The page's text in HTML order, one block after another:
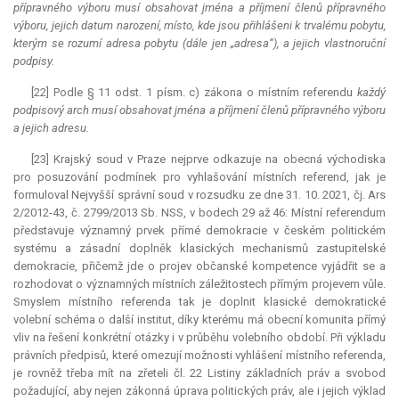
přípravného výboru musí obsahovat jména a příjmení členů přípravného
výboru, jejich datum narození, místo, kde jsou přihlášeni k trvalému pobytu,
kterým se rozumí adresa pobytu (dále jen „adresa“), a jejich vlastnoruční
podpisy.
[22] Podle § 11 odst. 1 písm. c) zákona o místním referendu každý
podpisový arch musí obsahovat jména a příjmení členů přípravného výboru
a jejich adresu.
[23] Krajský soud v Praze nejprve odkazuje na obecná východiska
pro posuzování podmínek pro vyhlašování místních referend, jak je
formuloval Nejvyšší správní soud v rozsudku ze dne 31. 10. 2021, čj. Ars
2/2012-43, č. 2799/2013 Sb. NSS, v bodech 29 až 46: Místní referendum
představuje významný prvek přímé demokracie v českém politickém
systému a zásadní doplněk klasických mechanismů zastupitelské
demokracie, přičemž jde o projev občanské kompetence vyjádřit se a
rozhodovat o významných místních záležitostech přímým projevem vůle.
Smyslem místního referenda tak je doplnit klasické demokratické
volební schéma o další institut, díky kterému má obecní komunita přímý
vliv na řešení konkrétní otázky i v průběhu volebního období. Při výkladu
právních předpisů, které omezují možnosti vyhlášení místního referenda,
je rovněž třeba mít na zřeteli čl. 22 Listiny základních práv a svobod
požadující, aby nejen zákonná úprava politických práv, ale i jejich výklad